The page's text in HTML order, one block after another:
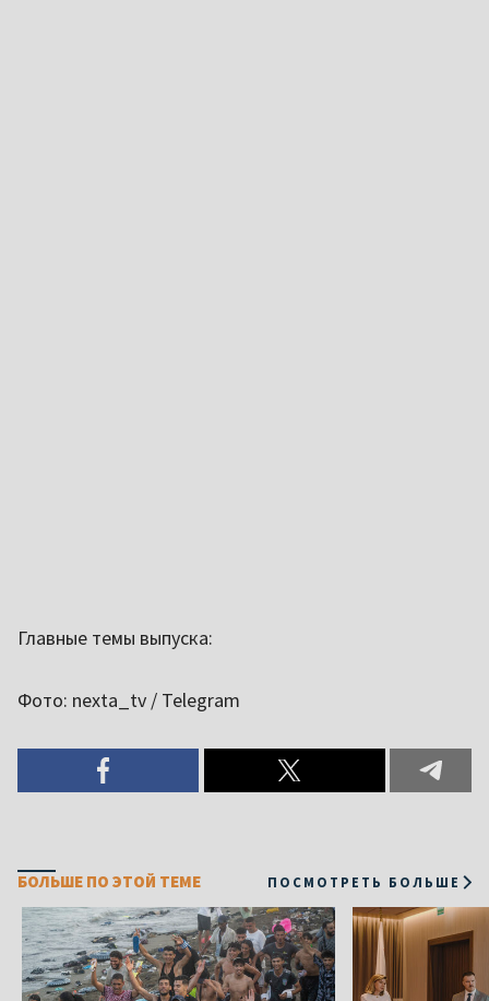
Главные темы выпуска:
Фото: nexta_tv / Telegram
БОЛЬШЕ ПО ЭТОЙ ТЕМЕ ПОСМОТРЕТЬ БОЛЬШЕ